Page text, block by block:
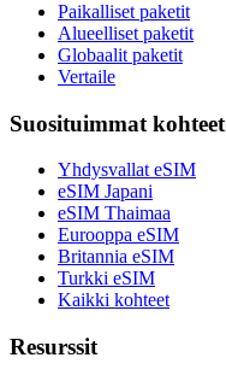
Paikalliset paketit
Alueelliset paketit
Globaalit paketit
Vertaile
Suosituimmat kohteet
Yhdysvallat eSIM
eSIM Japani
eSIM Thaimaa
Eurooppa eSIM
Britannia eSIM
Turkki eSIM
Kaikki kohteet
Resurssit